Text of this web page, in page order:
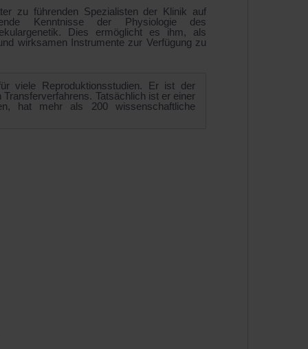
zu führenden Spezialisten der Klinik auf
Kenntnisse der Physiologie des
Dies ermöglicht es ihm, als
wirksamen Instrumente zur Verfügung zu
viele Reproduktionsstudien. Er ist der
Tatsächlich ist er einer
hat mehr als 200 wissenschaftliche